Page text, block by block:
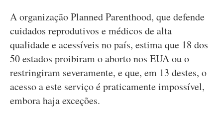
A organização Planned Parenthood, que defende
cuidados reprodutivos e médicos de alta
qualidade e acessíveis no país, estima que 18 dos
50 estados proibiram o aborto nos EUA ou o
restringiram severamente, e que, em 13 destes, o
acesso a este serviço é praticamente impossível,
embora haja exceções.